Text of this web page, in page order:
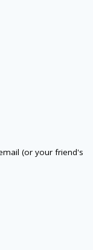
(or your friend's